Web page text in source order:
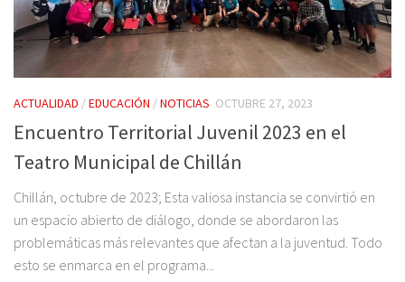
ACTUALIDAD /EDUCACIÓN /NOTICIAS OCTUBRE 27, 2023
Encuentro Territorial Juvenil 2023 en el
Teatro Municipal de Chillán
Chillán, octubre de 2023; Esta valiosa instancia se convirtió en
un espacio abierto de diálogo, donde se abordaron las
problemáticas más relevantes que afectan a la juventud. Todo
esto se enmarca en el programa...